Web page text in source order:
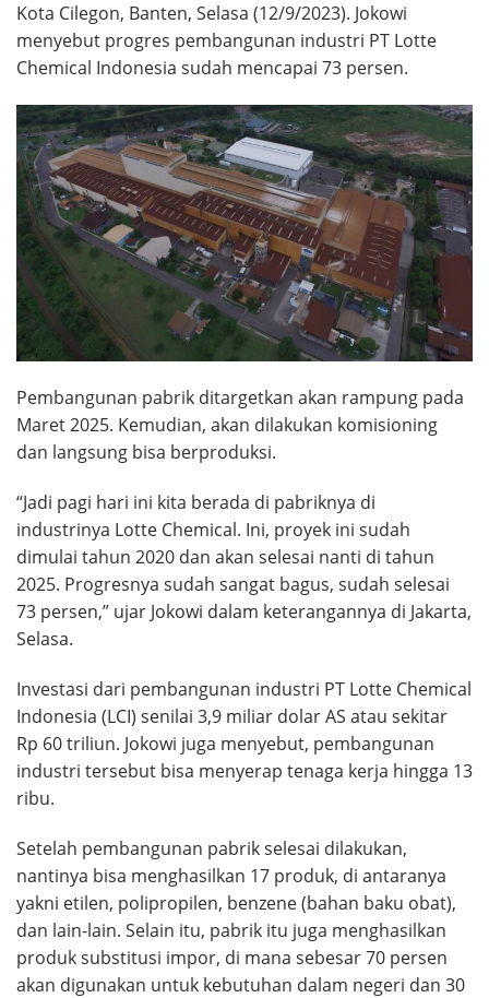
Kota Cilegon, Banten, Selasa (12/9/2023). Jokowi
menyebut progres pembangunan industri PT Lotte
Chemical Indonesia sudah mencapai 73 persen.
Pembangunan pabrik ditargetkan akan rampung pada
Maret 2025. Kemudian, akan dilakukan komisioning
dan langsung bisa berproduksi.
“Jadi pagi hari ini kita berada di pabriknya di
industrinya Lotte Chemical. Ini, proyek ini sudah
dimulai tahun 2020 dan akan selesai nanti di tahun
2025. Progresnya sudah sangat bagus, sudah selesai
73 persen,” ujar Jokowi dalam keterangannya di Jakarta,
Selasa.
Investasi dari pembangunan industri PT Lotte Chemical
Indonesia (LCI) senilai 3,9 miliar dolar AS atau sekitar
Rp 60 triliun. Jokowi juga menyebut, pembangunan
industri tersebut bisa menyerap tenaga kerja hingga 13
ribu.
Setelah pembangunan pabrik selesai dilakukan,
nantinya bisa menghasilkan 17 produk, di antaranya
yakni etilen, polipropilen, benzene (bahan baku obat),
dan lain-lain. Selain itu, pabrik itu juga menghasilkan
produk substitusi impor, di mana sebesar 70 persen
akan digunakan untuk kebutuhan dalam negeri dan 30